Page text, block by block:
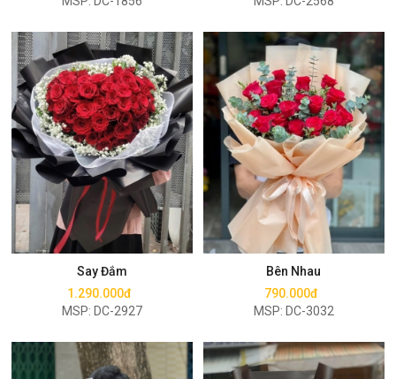
Say Đắm
1.290.000đ
MSP: DC-2927
Mua ngay
Bên Nhau
790.000đ
MSP: DC-3032
Mua ngay